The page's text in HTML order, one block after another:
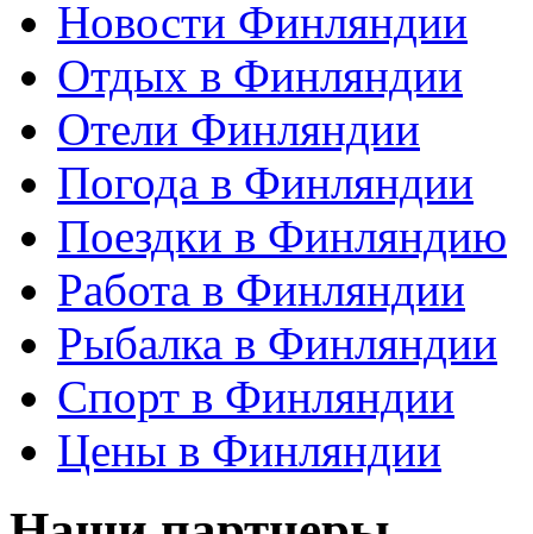
Новости Финляндии
Отдых в Финляндии
Отели Финляндии
Погода в Финляндии
Поездки в Финляндию
Работа в Финляндии
Рыбалка в Финляндии
Спорт в Финляндии
Цены в Финляндии